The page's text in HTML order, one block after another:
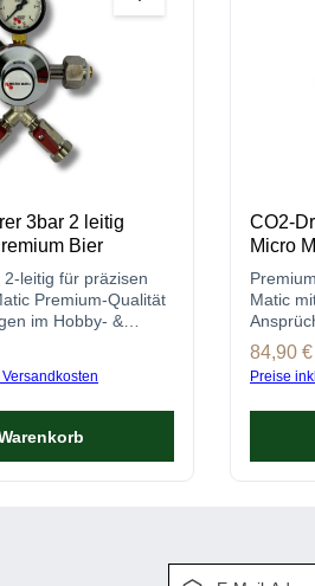
3bar 2 leitig
Bier
leitig für präzisen
Premium-Qualität
im Hobby- &
CO2-
Micro
Matic
84,90 €
Preise
E-Mail-Adresse*